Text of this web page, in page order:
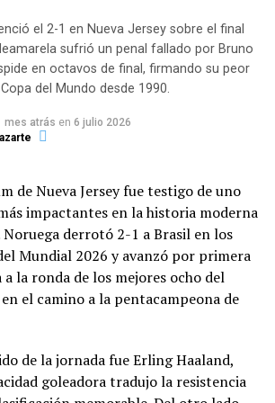
Asistencia por más de 386
346 millones de dólares en fondos
(ONU):Fondo de respuesta
millones de dólares.
para asistir a 470.000 personas (entre
niños). Hasta el momento, ha
masivo
de 27 kilómetros de
una tarea que se realice
trabajo:
de partículas que viajan casi a la
la luz.
de temperatura: Los
colisionador operan en un estado de
gracias al helio líquido que los
para permitir el acceso humano es
de ingeniería criogénica.
el 2-1 en Nueva Jersey sobre el final
sufrió un penal fallado por Bruno
en octavos de final, firmando su peor
del Mundo desde 1990.
mes atrás en 6 julio 2026
de Nueva Jersey fue testigo de uno
impactantes en la historia moderna
Noruega derrotó 2-1 a Brasil en los
Mundial 2026 y avanzó por primera
la ronda de los mejores ocho del
el camino a la pentacampeona de
de la jornada fue Erling Haaland,
goleadora tradujo la resistencia